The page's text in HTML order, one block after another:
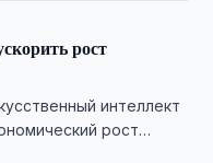
рост
интеллект
рост